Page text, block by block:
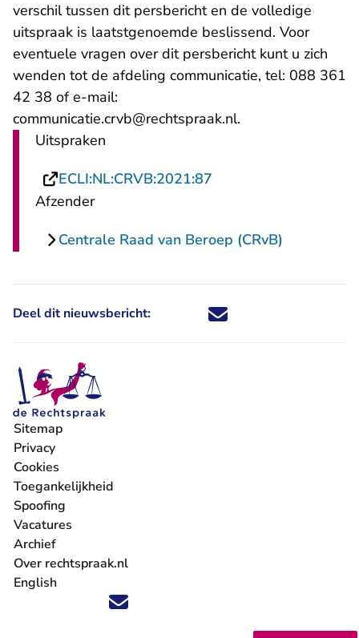
verschil tussen dit persbericht en de volledige
uitspraak is laatstgenoemde beslissend. Voor
eventuele vragen over dit persbericht kunt u zich
wenden tot de afdeling communicatie, tel: 088 361
42 38 of e-mail:
communicatie.crvb@rechtspraak.nl.
Uitspraken
ECLI:NL:CRVB:2021:87
Afzender
Centrale Raad van Beroep (CRvB)
Deel dit nieuwsbericht: Deel dit nieuwsbericht via X -
Deel dit nieuwsbericht via
Deel dit nieuwsbericht
Deel dit
Volg ons op X (Twitter) - U verlaat Rechtspraak.nl
Volg ons op Facebook - U verlaat Rechtspraak.nl
Volg ons op Instagram - U verlaat Rechtspraak.nl
Volg ons op Youtube - U verlaat Rechtspraak.nl
Volg ons op LinkedIn - U verlaat
'Blijf op de hoogte' nieuwsbrief - U verlaat
Sitemap
Privacy
Cookies
Toegankelijkheid
Spoofing
Vacatures
- U verlaat Rechtspraak.nl
Archief
Over rechtspraak.nl
English